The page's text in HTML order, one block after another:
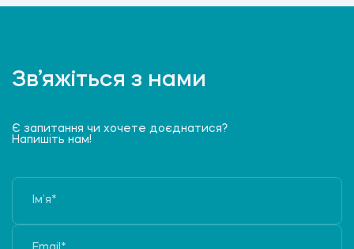
Зв’яжіться з нами
Є запитання чи хочете доєднатися?
Напишіть нам!